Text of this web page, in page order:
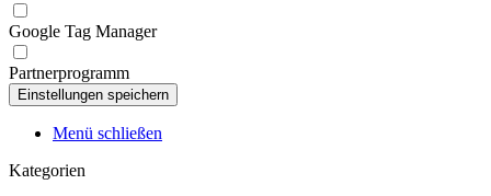
Google Tag Manager
Partnerprogramm
Menü schließen
Kategorien